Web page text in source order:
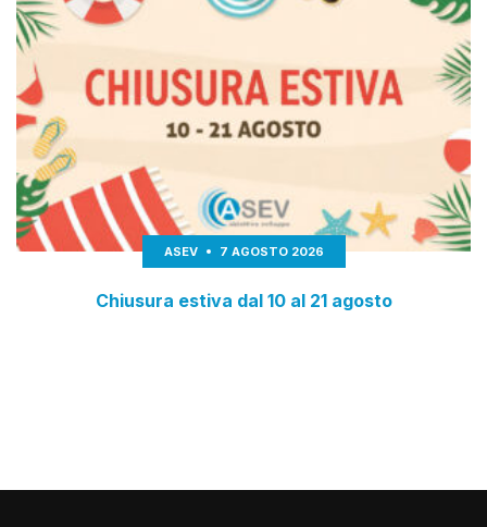
ASEV 7 AGOSTO 2026
Chiusura estiva dal 10 al 21 agosto